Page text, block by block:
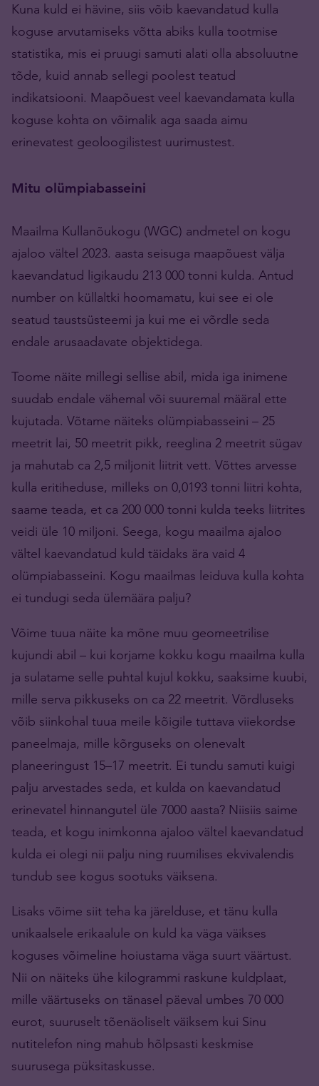
Kuna kuld ei hävine, siis võib kaevandatud kulla
koguse arvutamiseks võtta abiks kulla tootmise
statistika, mis ei pruugi samuti alati olla absoluutne
tõde, kuid annab sellegi poolest teatud
indikatsiooni. Maapõuest veel kaevandamata kulla
koguse kohta on võimalik aga saada aimu
erinevatest geoloogilistest uurimustest.
Mitu olümpiabasseini
Maailma Kullanõukogu (WGC) andmetel on kogu
ajaloo vältel 2023. aasta seisuga maapõuest välja
kaevandatud ligikaudu 213 000 tonni kulda. Antud
number on küllaltki hoomamatu, kui see ei ole
seatud taustsüsteemi ja kui me ei võrdle seda
endale arusaadavate objektidega.
Toome näite millegi sellise abil, mida iga inimene
suudab endale vähemal või suuremal määral ette
kujutada. Võtame näiteks olümpiabasseini – 25
meetrit lai, 50 meetrit pikk, reeglina 2 meetrit sügav
ja mahutab ca 2,5 miljonit liitrit vett. Võttes arvesse
kulla eritiheduse, milleks on 0,0193 tonni liitri kohta,
saame teada, et ca 200 000 tonni kulda teeks liitrites
veidi üle 10 miljoni. Seega, kogu maailma ajaloo
vältel kaevandatud kuld täidaks ära vaid 4
olümpiabasseini. Kogu maailmas leiduva kulla kohta
ei tundugi seda ülemäära palju?
Võime tuua näite ka mõne muu geomeetrilise
kujundi abil – kui korjame kokku kogu maailma kulla
ja sulatame selle puhtal kujul kokku, saaksime kuubi,
mille serva pikkuseks on ca 22 meetrit. Võrdluseks
võib siinkohal tuua meile kõigile tuttava viiekordse
paneelmaja, mille kõrguseks on olenevalt
planeeringust 15–17 meetrit. Ei tundu samuti kuigi
palju arvestades seda, et kulda on kaevandatud
erinevatel hinnangutel üle 7000 aasta? Niisiis saime
teada, et kogu inimkonna ajaloo vältel kaevandatud
kulda ei olegi nii palju ning ruumilises ekvivalendis
tundub see kogus sootuks väiksena.
Lisaks võime siit teha ka järelduse, et tänu kulla
unikaalsele erikaalule on kuld ka väga väikses
koguses võimeline hoiustama väga suurt väärtust.
Nii on näiteks ühe kilogrammi raskune kuldplaat,
mille väärtuseks on tänasel päeval umbes 70 000
eurot, suuruselt tõenäoliselt väiksem kui Sinu
nutitelefon ning mahub hõlpsasti keskmise
suurusega püksitaskusse.